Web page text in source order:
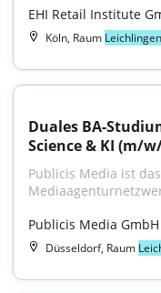
EHI Retail Institute
Köln, Raum Leichlingen
Duales BA-
Science & KI (m/
Publicis Media ist
Publicis Media GmbH
Düsseldorf, Raum